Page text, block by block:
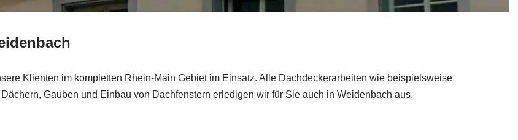
Klienten im kompletten Rhein-Main Gebiet im Einsatz. Alle Dachdeckerarbeiten wie beispielsweise
Gauben und Einbau von Dachfenstern erledigen wir für Sie auch in Weidenbach aus.